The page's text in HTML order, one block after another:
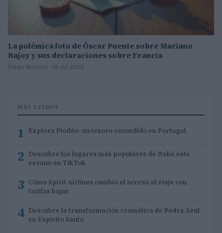
La polémica foto de Óscar Puente sobre Mariano
Rajoy y sus declaraciones sobre Francia
Diego Morales · 15 Jul 2026
MÁS LEÍDOS
1 Explora Piodão: un tesoro escondido en Portugal
2 Descubre los lugares más populares de Italia este
verano en TikTok
3 Cómo Spirit Airlines cambió el acceso al viaje con
tarifas bajas
4 Descubre la transformación cromática de Pedra Azul
en Espírito Santo